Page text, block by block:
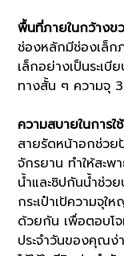
พื้นที่ภายในกว้างข
ช่องหลักมีช่องเล็ก
เล็กอย่างเป็นระเบี
ทางสั้น ๆ ความจุ
ความสบายในการใ
สายรัดหน้าอกช่วย
จักรยาน ทำให้สะพ
น้ำและซิปกันน้ำช่ว
กระเป๋าเป้ความจุ
ด้วยกัน เพื่อตอบโ
ประจำวันของคุณง่